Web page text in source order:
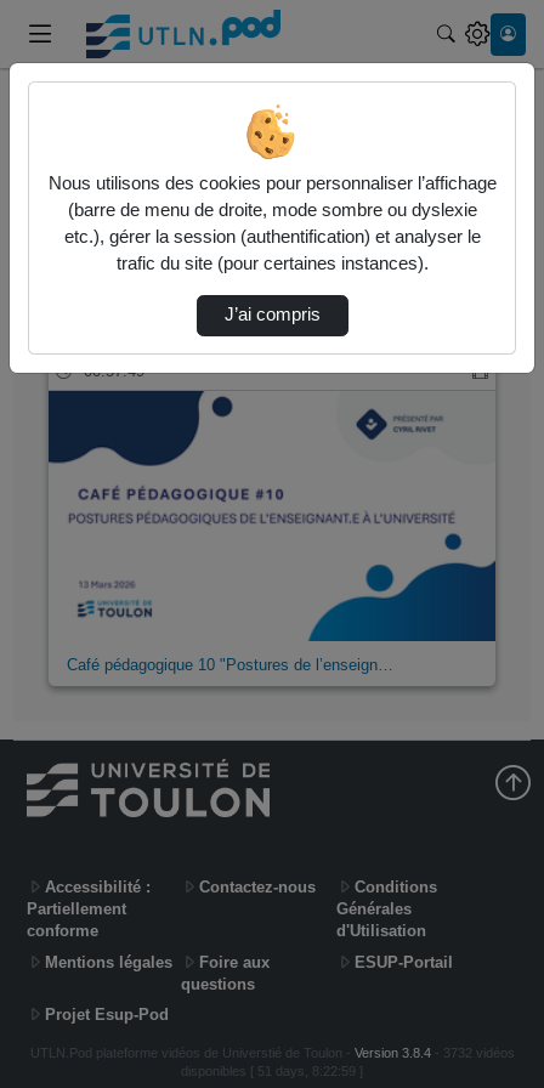
1 vidéo trouvée
Audio Vidéo Statistiques de vues
00:57:49
Café pédagogique 10 "Postures de l’enseign…
Accessibilité :
Partiellement
conforme
Contactez-nous
Conditions
Générales
d'Utilisation
Mentions légales
Foire aux
questions
ESUP-Portail
Projet Esup-Pod
UTLN.Pod plateforme vidéos de Universtié de Toulon - Version 3.8.4- 3732 vidéos
disponibles [ 51 days, 8:22:59 ]
Nous utilisons des cookies pour personnaliser l’affichage
(barre de menu de droite, mode sombre ou dyslexie
etc.), gérer la session (authentification) et analyser le
trafic du site (pour certaines instances).
J’ai compris